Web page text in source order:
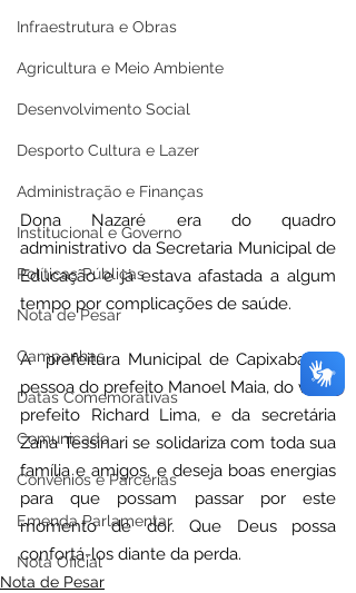
Infraestrutura e Obras
Agricultura e Meio Ambiente
Desenvolvimento Social
Desporto Cultura e Lazer
Administração e Finanças
Institucional e Governo
Políticas Públicas
Nota de Pesar
Campanhas
Datas Comemorativas
Comunicado
Convênios e Parcerias
Emenda Parlamentar
Nota Oficial
Dona Nazaré era do quadro
administrativo da Secretaria Municipal de
Educação e já estava afastada a algum
tempo por complicações de saúde.
A  prefeitura Municipal de Capixaba, na
pessoa do prefeito Manoel Maia, do vice-
prefeito Richard Lima, e da secretária
Zana Tessinari se solidariza com toda sua
família e amigos, e deseja boas energias
para que possam passar por este
momento de dor. Que Deus possa
confortá-los diante da perda.
Nota de Pesar